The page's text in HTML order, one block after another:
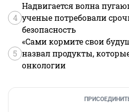
4
Надвигается волна
ученые потребовали
безопасность
5
«Сами кормите свои
назвал продукты,
онкологии